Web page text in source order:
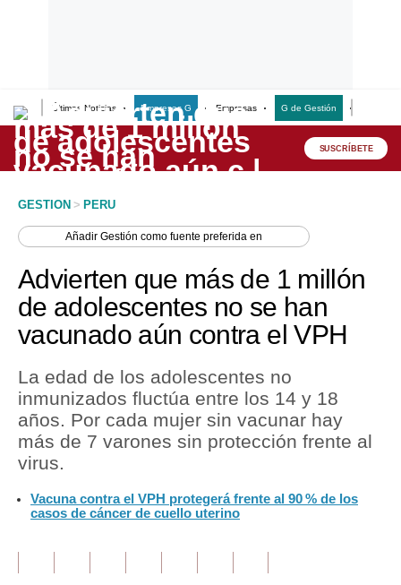
Últimas Noticias Empresas G Empresas G de Gestión
Lo último
Peru Quiosco
Economía
Mercados
Política
Tu Dinero
Finanzas Personales
Inmobiliarias
Opinión
SUSCRÍBETE
GESTION > PERU
AñadirGestión como fuente preferida en
Advierten que más de 1 millón
de adolescentes no se han
vacunado aún contra el VPH
La edad de los adolescentes no
inmunizados fluctúa entre los 14 y 18
años. Por cada mujer sin vacunar hay
más de 7 varones sin protección frente al
virus.
Vacuna contra el VPH protegerá frente al 90 % de los
casos de cáncer de cuello uterino